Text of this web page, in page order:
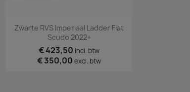
Snel bekijken
Zwarte RVS Imperiaal Ladder Fiat
Scudo 2022+
€ 423,50 incl. btw
€ 350,00 excl. btw